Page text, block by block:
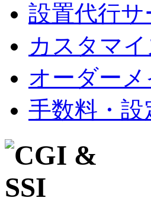
設置代行サ
カスタマ
オーダー
手数料・